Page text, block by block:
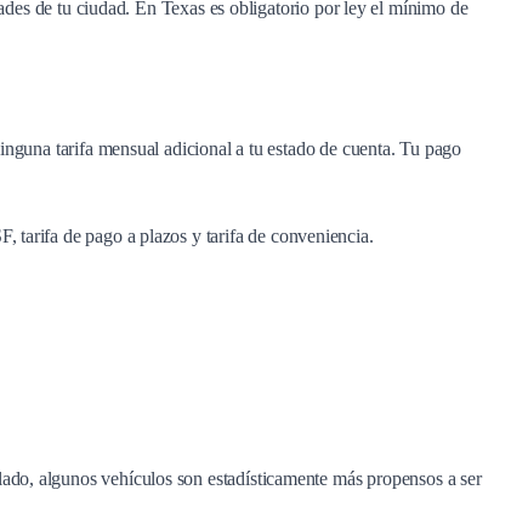
de tu ciudad. En Texas es obligatorio por ley el mínimo de
tarifa mensual adicional a tu estado de cuenta. Tu pago
tarifa de pago a plazos y tarifa de conveniencia.
algunos vehículos son estadísticamente más propensos a ser